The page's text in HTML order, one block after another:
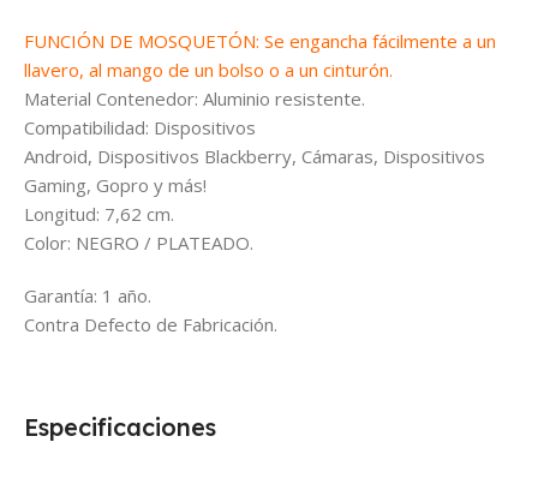
FUNCIÓN DE MOSQUETÓN: Se engancha fácilmente a un
llavero, al mango de un bolso o a un cinturón.
Material Contenedor: Aluminio resistente.
Compatibilidad: Dispositivos
Android, Dispositivos Blackberry, Cámaras, Dispositivos
Gaming, Gopro y más!
Longitud: 7,62 cm.
Color: NEGRO / PLATEADO.
Garantía: 1 año.
Contra Defecto de Fabricación.
Especificaciones